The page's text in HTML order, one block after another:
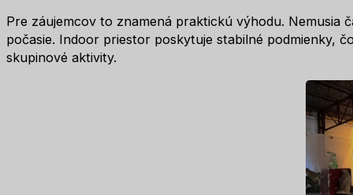
Pre záujemcov to znamená praktickú výhodu. Nemusia
počasie. Indoor priestor poskytuje stabilné podmienky,
skupinové aktivity.